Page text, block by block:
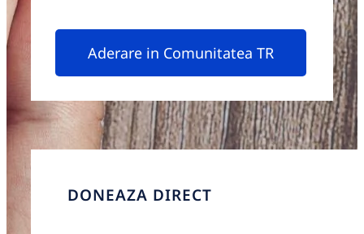
Aderare in Comunitatea TR
DONEAZA DIRECT